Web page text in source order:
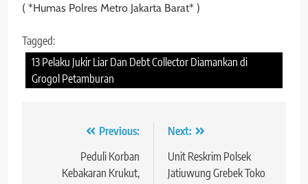
( *Humas Polres Metro Jakarta Barat* )
Tagged:
13 Pelaku Jukir Liar Dan Debt Collector Diamankan di
Grogol Petamburan
Navigasi Previous:
Peduli Korban
Kebakaran Krukut,
Next:
Unit Reskrim Polsek
Jatiuwung Grebek Toko